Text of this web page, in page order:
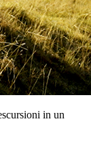
in un